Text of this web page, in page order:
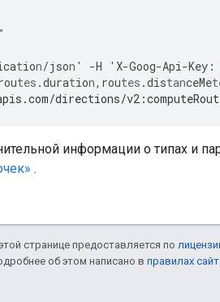
tion/json ' -H 'X-Goog-Api-Key :
tes .duration, routes .distanceMe
directions/
информации о типах и
.
странице предоставляется по
об этом написано в правилах